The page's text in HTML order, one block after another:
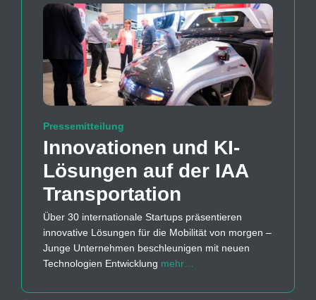
Pressemitteilung
Innovationen und KI-
Lösungen auf der IAA
Transportation
Über 30 internationale Startups präsentieren
innovative Lösungen für die Mobilität von morgen –
Junge Unternehmen beschleunigen mit neuen
Technologien Entwicklung mehr…